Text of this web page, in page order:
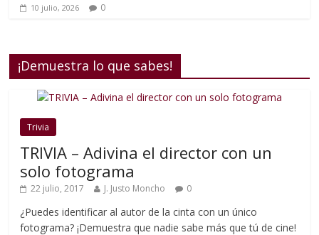
10 julio, 2026 0
¡Demuestra lo que sabes!
Trivia
TRIVIA – Adivina el director con un
solo fotograma
22 julio, 2017 J. Justo Moncho 0
¿Puedes identificar al autor de la cinta con un único
fotograma? ¡Demuestra que nadie sabe más que tú de cine!